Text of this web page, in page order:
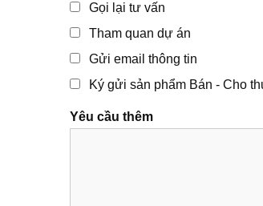
Gọi lại tư vấn
Tham quan dự án
Gửi email thông tin
Ký gửi sản phẩm Bán - Cho
Yêu cầu thêm